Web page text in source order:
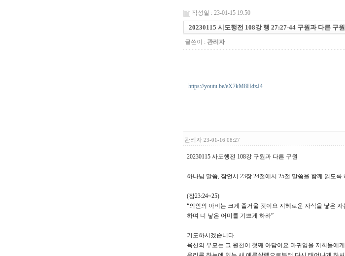
작성일 : 23-01-15 19:50
20230115 시도행전 108강 행 27:27-44 구원과 다른 구원
글쓴이 : 관리자
https://youtu.be/eX7kM8HdxJ4
관리자 23-01-16 08:27
20230115 사도행전 108강 구원과 다른 구원
하나님 말씀, 잠언서 23장 24절에서 25절 말씀을 함께 읽도록
(잠23:24~25)
“의인의 아비는 크게 즐거울 것이요 지혜로운 자식을 낳은
하며 너 낳은 어미를 기쁘게 하라”
기도하시겠습니다.
육신의 부모는 그 원천이 첫째 아담이요 마귀임을 저희들에